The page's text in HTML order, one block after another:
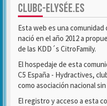
CLUBC-ELYSÉE.ES
Esta web es una
nació en el año 2012 a
de las KDD´s CitroFamily.
El hospedaje de esta
C5 España - Hydractives,
como asociación nacional
El registro y acceso a esta